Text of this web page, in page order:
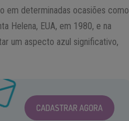
em determinadas ocasiões como
Helena, EUA, em 1980, e na
um aspecto azul significativo,
CADASTRAR AGORA